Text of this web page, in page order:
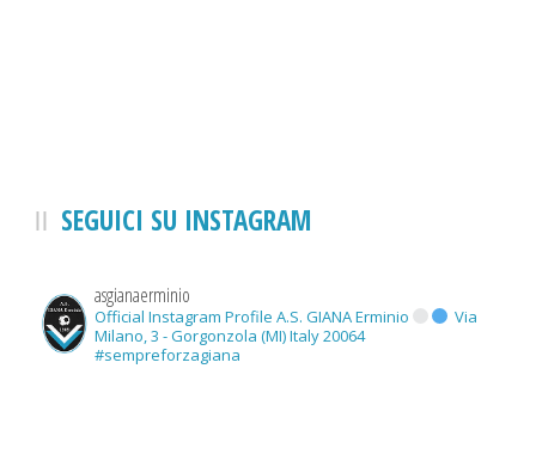
SEGUICI SU INSTAGRAM
asgianaerminio
Official Instagram Profile A.S. GIANA Erminio
Via
Milano, 3 - Gorgonzola (MI) Italy 20064
#sempreforzagiana